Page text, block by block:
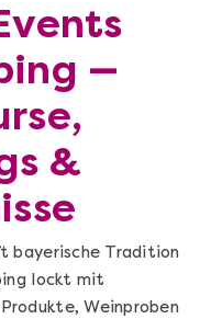
—
&
bayerische Tradition
lockt mit
Weinproben